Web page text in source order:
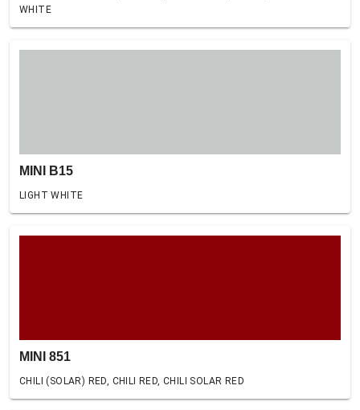
WHITE
MINI B15
LIGHT WHITE
MINI 851
CHILI (SOLAR) RED, CHILI RED, CHILI SOLAR RED